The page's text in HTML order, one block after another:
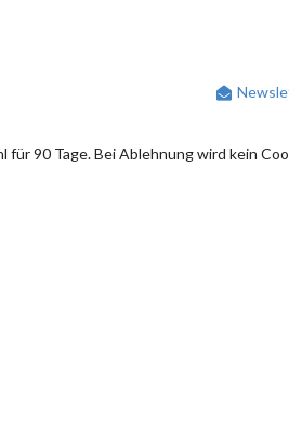
90 Tage. Bei Ablehnung wird kein